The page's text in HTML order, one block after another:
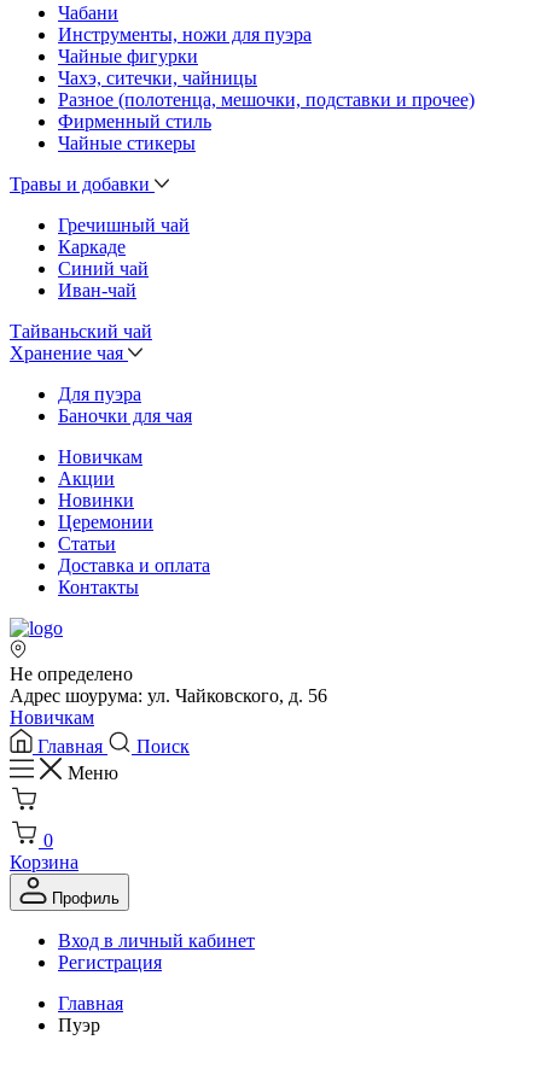
Чабани
Инструменты, ножи для пуэра
Чайные фигурки
Чахэ, ситечки, чайницы
Разное (полотенца, мешочки, подставки и прочее)
Фирменный стиль
Чайные стикеры
Травы и добавки
Гречишный чай
Каркаде
Синий чай
Иван-чай
Тайваньский чай
Хранение чая
Для пуэра
Баночки для чая
Новичкам
Акции
Новинки
Церемонии
Статьи
Доставка и оплата
Контакты
Не определено
Адрес шоурума: ул. Чайковского, д. 56
Новичкам
Главная
Поиск
Меню
0
Корзина
Профиль
Вход в личный кабинет
Регистрация
Главная
Пуэр